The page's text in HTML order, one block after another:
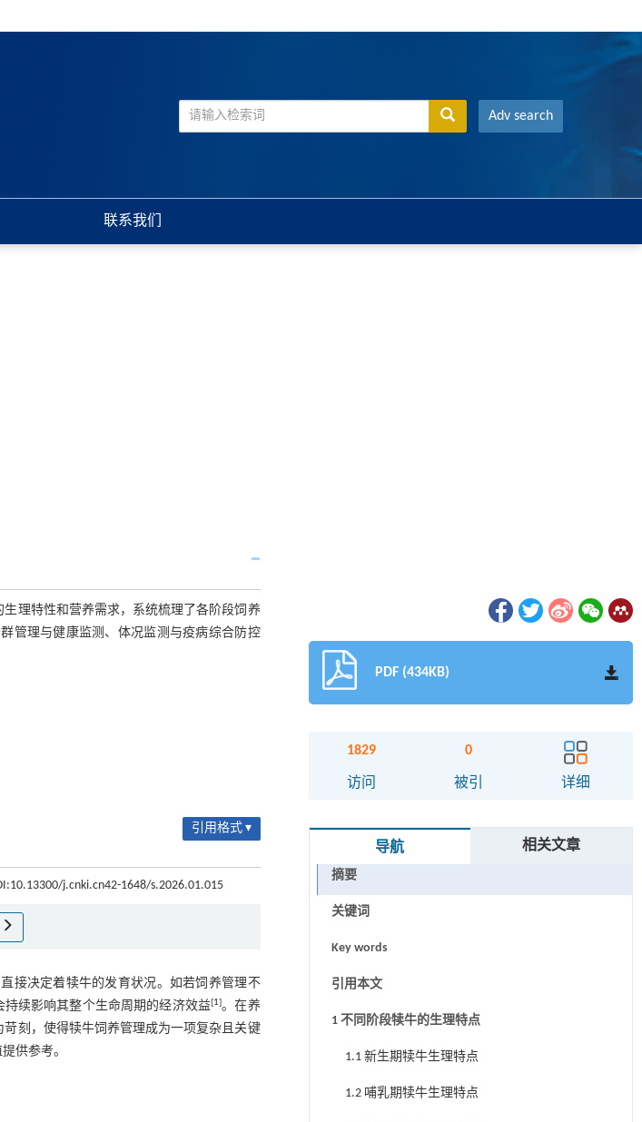
Adv search
联系我们
理特性和营养需求，系统梳理了各阶段饲养
管理与健康监测、体况监测与疫病综合防控
引用格式 ▾
j.cnki.cn42-1648/s.2026.01.015
接决定着犊牛的发育状况。如若饲养管理不
续影响其整个生命周期的经济效益[1]。在养
刻，使得犊牛饲养管理成为一项复杂且关键
供参考。
PDF (434KB)
1829
访问
0
被引 详细
导航 相关文章
摘要
关键词
Key words
引用本文
1 不同阶段犊牛的生理特点
1.1 新生期犊牛生理特点
1.2 哺乳期犊牛生理特点